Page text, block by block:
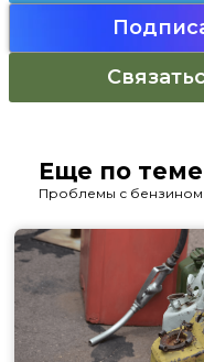
Еще по теме
Проблемы с